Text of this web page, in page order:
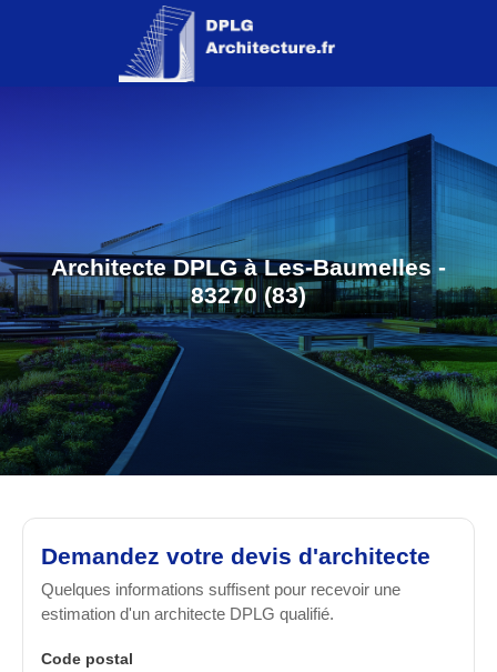
Architecte DPLG à Les-Baumelles -
83270 (83)
Demandez votre devis d'architecte
Quelques informations suffisent pour recevoir une
estimation d'un architecte DPLG qualifié.
Code postal